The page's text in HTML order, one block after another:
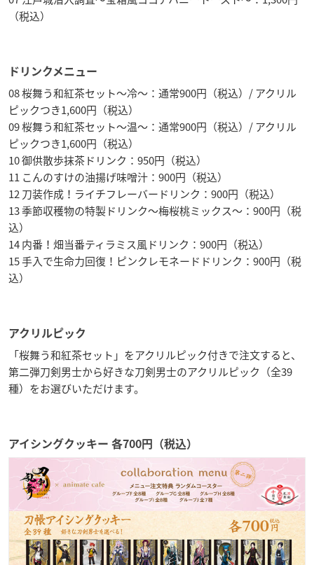
（税込）
ドリンクメニュー
08 桜舞う和紅茶セット～冷～：通常900円（税込）/ アクリル
ピックつき1,600円（税込）
09 桜舞う和紅茶セット～温～：通常900円（税込）/ アクリル
ピックつき1,600円（税込）
10 御供散歩抹茶ドリンク：950円（税込）
11 こんのすけの油揚げ味噌汁：900円（税込）
12 刀装作成！ライチフレーバードリンク：900円（税込）
13 季節収穫物の特製ドリンク～梅桜桃ミックス～：900円（税
込）
14 内番！畑当番ティラミス風ドリンク：900円（税込）
15 手入で生命力回復！ピンクレモネードドリンク：900円（税
込）
アクリルピック
「桜舞う和紅茶セット」をアクリルピック付きで注文すると、
第二弾刀剣男士から好きな刀剣男士のアクリルピック（全39
種）をお選びいただけます。
アイシングクッキー 各700円（税込）